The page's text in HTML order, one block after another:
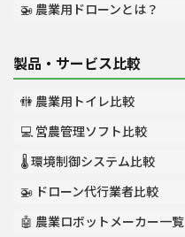
🚁 農業用ドローンとは？
製品・サービス比較
🚻 農業用トイレ比較
💻 営農管理ソフト比較
🌡️ 環境制御システム比較
🚁 ドローン代行業者比較
🤖 農業ロボットメーカー一覧